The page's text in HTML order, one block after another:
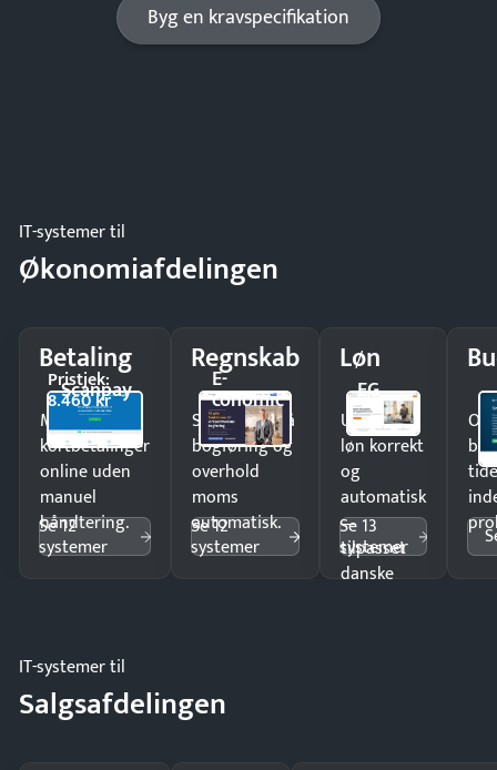
Byg en kravspecifikation
IT-systemer til
Økonomiafdelingen
Betaling
Scanpay
Pristjek:
8.460 kr
Modtag
kortbetalinger
online uden
manuel
håndtering.
Se 12
systemer
Regnskab
E-
conomic
Spar timer på
bogføring og
overhold
moms
automatisk.
Se 12
systemer
Løn
EG
Udbetal
løn korrekt
og
automatisk
—
tilpasset
danske
Se 13
systemer
IT-systemer til
Salgsafdelingen